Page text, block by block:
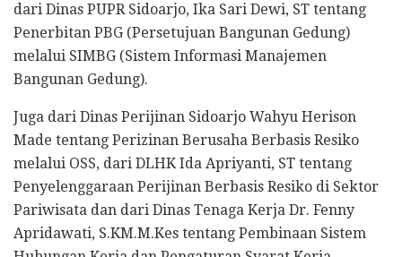
dari Dinas PUPR Sidoarjo, Ika Sari Dewi, ST tentang
Penerbitan PBG (Persetujuan Bangunan Gedung)
melalui SIMBG (Sistem Informasi Manajemen
Bangunan Gedung).
Juga dari Dinas Perijinan Sidoarjo Wahyu Herison
Made tentang Perizinan Berusaha Berbasis Resiko
melalui OSS, dari DLHK Ida Apriyanti, ST tentang
Penyelenggaraan Perijinan Berbasis Resiko di Sektor
Pariwisata dan dari Dinas Tenaga Kerja Dr. Fenny
Apridawati, S.KM.M.Kes tentang Pembinaan Sistem